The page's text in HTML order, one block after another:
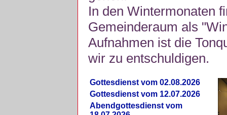
In den Wintermonaten
Gemeinderaum als
Aufnahmen ist die
wir zu entschuldigen.
Gottesdienst vom 02.08.2026
Gottesdienst vom 12.07.2026
Abendgottesdienst vom